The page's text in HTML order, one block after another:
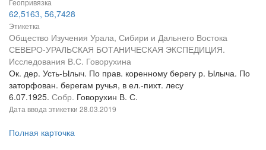
62,5163, 56,7428
Этикетка
Общество Изучения Урала, Сибири и Дальнего Востока
СЕВЕРО-УРАЛЬСКАЯ БОТАНИЧЕСКАЯ ЭКСПЕДИЦИЯ.
Исследования В.С. Говорухина
Ок. дер. Усть-Ылыч. По прав. коренному берегу р. Ылыча. По
заторфован. берегам ручья, в ел.-пихт. лесу
6.07.1925. Собр. Говорухин В. С.
Дата ввода этикетки 28.03.2019
Полная карточка